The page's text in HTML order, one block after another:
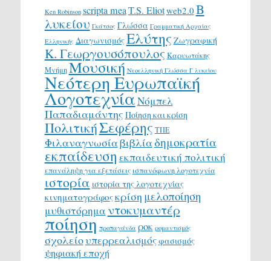
Ken Robinson scripta meaT.S. Eliotweb2.0 Β
λυκείου Γκάτσος Γλώσσα Γραμματική Αρχαίας
Ελληνικής ΔιαγωνισμόςΕλύτης Ζωγραφική
Κ. Γεωργουσόπουλος Καρυωτάκης
ΜνήμηΜουσική Νεοελληνική Γλώσσα Γ λυκείου
Νεότερη Ευρωπαϊκή
ΛογοτεχνίαΝόμπελ
Παπαδιαμάντης Ποίηση και κρίση
ΠολιτικήΣεφέρης ΤΠΕ
Φιλαναγνωσίαβιβλίαδημοκρατία
εκπαίδευση εκπαιδευτική πολιτική
επανάληψη για εξετάσεις ισπανόφωνη λογοτεχνία
ιστορία ιστορία της λογοτεχνίας
κινηματογράφοςκρίση μελοποίηση
μυθιστόρημα ντοκυμαντέρ
ποίηση προπαγάνδα ροκ ρομαντισμός
σχολείουπερρεαλισμόςφασισμός
ψηφιακή εποχή